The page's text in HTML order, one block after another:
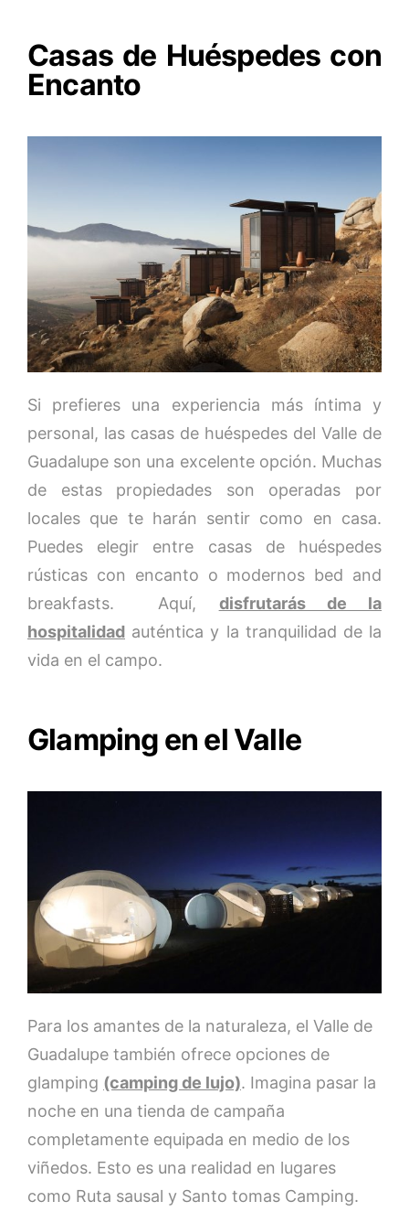
Casas de Huéspedes con
Encanto
Si prefieres una experiencia más íntima y
personal, las casas de huéspedes del Valle de
Guadalupe son una excelente opción. Muchas
de estas propiedades son operadas por
locales que te harán sentir como en casa.
Puedes elegir entre casas de huéspedes
rústicas con encanto o modernos bed and
breakfasts. Aquí, disfrutarás de la
hospitalidad auténtica y la tranquilidad de la
vida en el campo.
Glamping en el Valle
Para los amantes de la naturaleza, el Valle de
Guadalupe también ofrece opciones de
glamping (camping de lujo). Imagina pasar la
noche en una tienda de campaña
completamente equipada en medio de los
viñedos. Esto es una realidad en lugares
como Ruta sausal y Santo tomas Camping.